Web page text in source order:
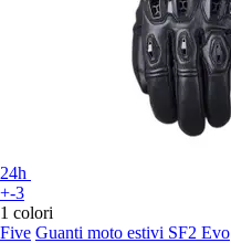
24h
+-3
1 colori
Five Guanti moto estivi SF2 Evo